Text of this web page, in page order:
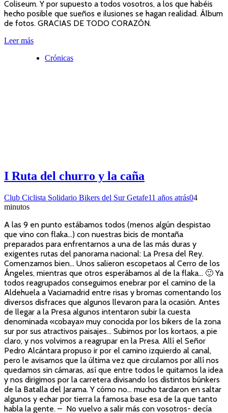
Coliseum. Y por supuesto a todos vosotros, a los que habéis
hecho posible que sueños e ilusiones se hagan realidad. Álbum
de fotos. GRACIAS DE TODO CORAZÓN.
Leer más
Crónicas
I Ruta del churro y la caña
Club Ciclista Solidario Bikers del Sur Getafe11 años atrás04
minutos
A las 9 en punto estábamos todos (menos algún despistao
que vino con flaka…) con nuestras bicis de montaña
preparados para enfrentarnos a una de las más duras y
exigentes rutas del panorama nacional: La Presa del Rey.
Comenzamos bien… Unos salieron escopetaos al Cerro de los
Ángeles, mientras que otros esperábamos al de la flaka… 🙂 Ya
todos reagrupados conseguimos enebrar por el camino de la
Aldehuela a Vaciamadrid entre risas y bromas comentando los
diversos disfraces que algunos llevaron para la ocasión. Antes
de llegar a la Presa algunos intentaron subir la cuesta
denominada «cobaya» muy conocida por los bikers de la zona
sur por sus atractivos paisajes… Subimos por los kortaos, a pie
claro, y nos volvimos a reagrupar en la Presa. Allí el Señor
Pedro Alcántara propuso ir por el camino izquierdo al canal,
pero le avisamos que la última vez que circulamos por allí nos
quedamos sin cámaras, así que entre todos le quitamos la idea
y nos dirigimos por la carretera divisando los distintos búnkers
de la Batalla del Jarama. Y cómo no… mucho tardaron en saltar
algunos y echar por tierra la famosa base esa de la que tanto
habla la gente. – No vuelvo a salir más con vosotros- decía